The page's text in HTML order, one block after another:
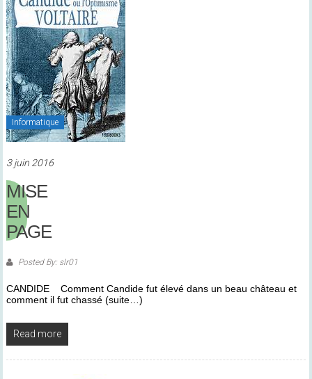
Informatique
3 juin 2016
MISE
EN
PAGE
Posted By: slr01
CANDIDE Comment Candide fut élevé dans un beau château et
comment il fut chassé (suite…)
Read more